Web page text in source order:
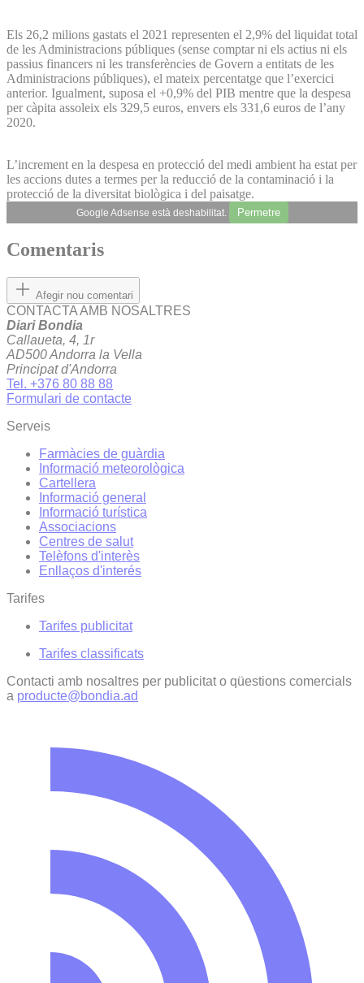
Els 26,2 milions gastats el 2021 representen el 2,9% del liquidat total
de les Administracions públiques (sense comptar ni els actius ni els
passius financers ni les transferències de Govern a entitats de les
Administracions públiques), el mateix percentatge que l’exercici
anterior. Igualment, suposa el +0,9% del PIB mentre que la despesa
per càpita assoleix els 329,5 euros, envers els 331,6 euros de l’any
2020.
L’increment en la despesa en protecció del medi ambient ha estat per
les accions dutes a termes per la reducció de la contaminació i la
protecció de la diversitat biològica i del paisatge.
Google Adsense està deshabilitat. Permetre
Comentaris
Afegir nou comentari
CONTACTA AMB NOSALTRES
Diari Bondia
Callaueta, 4, 1r
AD500 Andorra la Vella
Principat d'Andorra
Tel. +376 80 88 88
Formulari de contacte
Serveis
Farmàcies de guàrdia
Informació meteorològica
Cartellera
Informació general
Informació turística
Associacions
Centres de salut
Telèfons d'interès
Enllaços d'interés
Tarifes
Tarifes publicitat
Tarifes classificats
Contacti amb nosaltres per publicitat o qüestions comercials
a producte@bondia.ad